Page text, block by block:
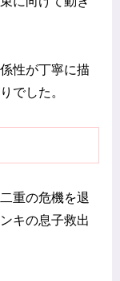
性が丁寧に描
でした。
重の危機を退
キの息子救出